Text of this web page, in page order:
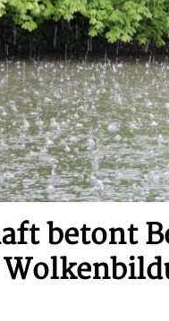
betont